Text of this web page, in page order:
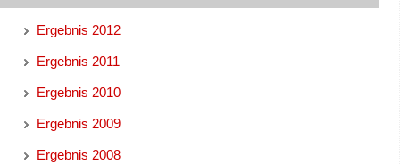
Ergebnis 2012
Ergebnis 2011
Ergebnis 2010
Ergebnis 2009
Ergebnis 2008